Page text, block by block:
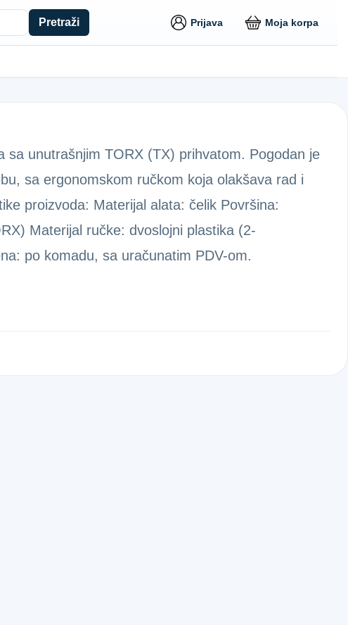
Pretraži Prijava Moja korpa
sa unutrašnjim TORX (TX) prihvatom. Pogodan je
sa ergonomskom ručkom koja olakšava rad i
proizvoda: Materijal alata: čelik Površina:
Materijal ručke: dvoslojni plastika (2-
po komadu, sa uračunatim PDV-om.